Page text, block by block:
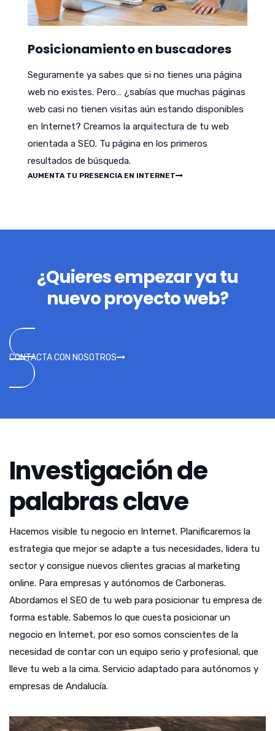
Posicionamiento en buscadores
Seguramente ya sabes que si no tienes una página
web no existes. Pero… ¿sabías que muchas páginas
web casi no tienen visitas aún estando disponibles
en Internet? Creamos la arquitectura de tu web
orientada a SEO. Tu página en los primeros
resultados de búsqueda.
AUMENTA TU PRESENCIA EN INTERNET
¿Quieres empezar ya tu
nuevo proyecto web?
CONTACTA CON NOSOTROS
Investigación de
palabras clave
Hacemos visible tu negocio en Internet. Planificaremos la
estrategia que mejor se adapte a tus necesidades, lidera tu
sector y consigue nuevos clientes gracias al marketing
online. Para empresas y autónomos de Carboneras.
Abordamos el SEO de tu web para posicionar tu empresa de
forma estable. Sabemos lo que cuesta posicionar un
negocio en Internet, por eso somos conscientes de la
necesidad de contar con un equipo serio y profesional, que
lleve tu web a la cima. Servicio adaptado para autónomos y
empresas de Andalucía.